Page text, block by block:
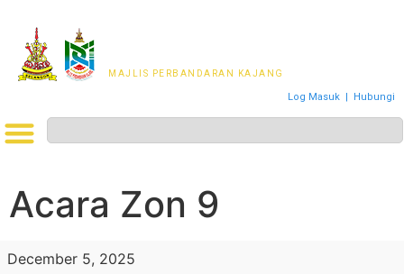
MAJLIS PERBANDARAN KAJANG
Log Masuk | Hubungi
Acara Zon 9
December 5, 2025